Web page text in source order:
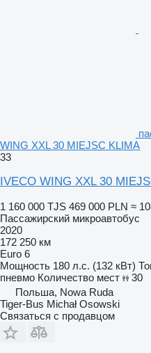
WING XXL 30 MIEJSC KLIMA
33
IVECO WING XXL 30
1 160 000 TJS 469 000 PLN ≈
Пассажирский микроавтобус
2020
172 250 км
Euro 6
Мощность 180 л.с. (132 кВт)
пневмо Количество мест
30
Польша, Nowa Ruda
Tiger-Bus Michał Osowski
Связаться с продавцом